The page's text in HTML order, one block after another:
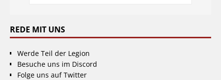
REDE MIT UNS
Werde Teil der Legion
Besuche uns im Discord
Folge uns auf Twitter